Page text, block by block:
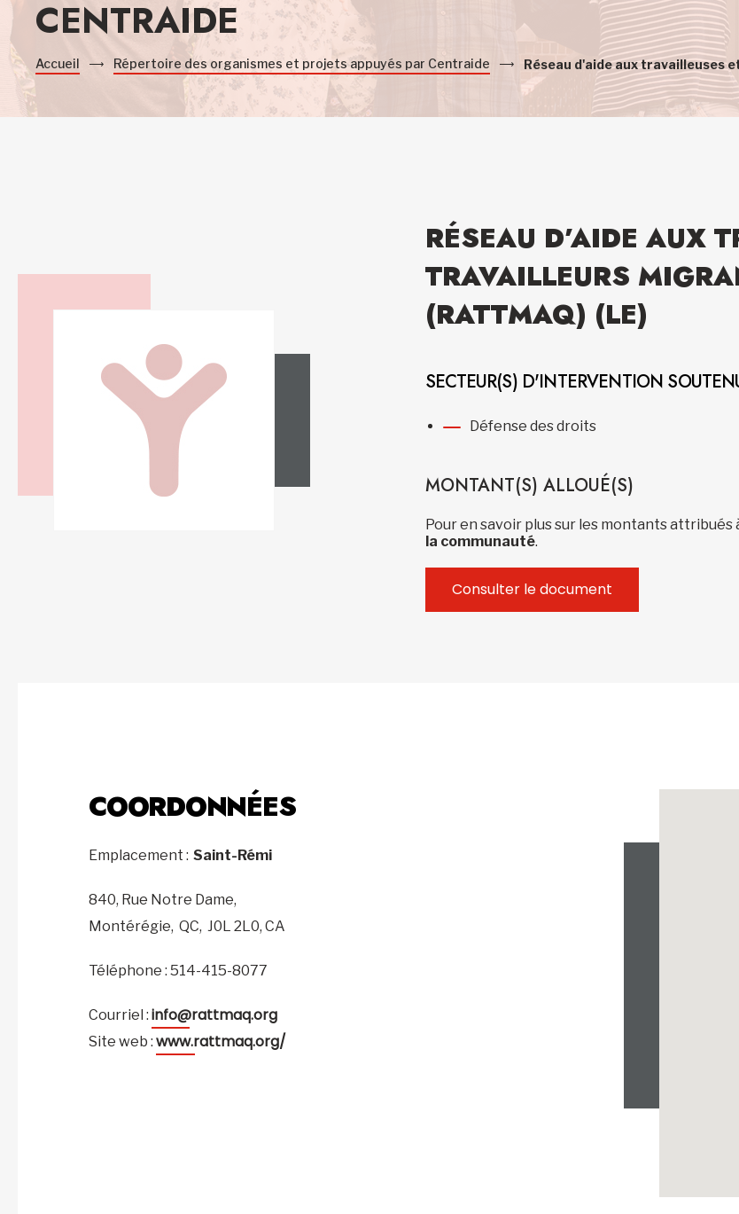
CENTRAIDE
Accueil Répertoire des organismes et projets appuyés par Centraide Réseau d'aide aux travailleuses
RÉSEAU D’AIDE AUX
TRAVAILLEURS
(RATTMAQ) (LE)
SECTEUR(S) D'INTERVENTION
Défense des droits
MONTANT(S) ALLOUÉ(S)
Pour en savoir plus sur les montants
la communauté.
Consulter le document
COORDONNÉES
Emplacement : Saint-Rémi
840, Rue Notre Dame,
Montérégie, QC, J0L 2L0, CA
Téléphone : 514-415-8077
Courriel : info@rattmaq.org
Site web : www.rattmaq.org/